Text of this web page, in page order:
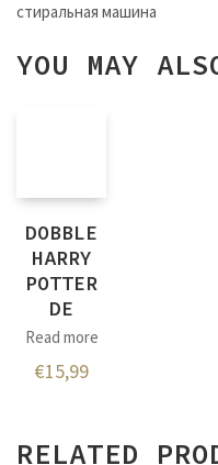
стиральная машина
YOU MAY
DOBBLE
HARRY
POTTER
DE
Read more
€15,99
RELATED